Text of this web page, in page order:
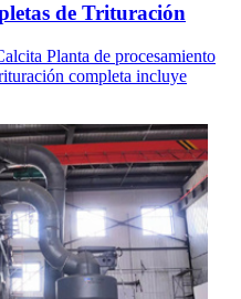
de Trituración
Planta de procesamiento
completa incluye